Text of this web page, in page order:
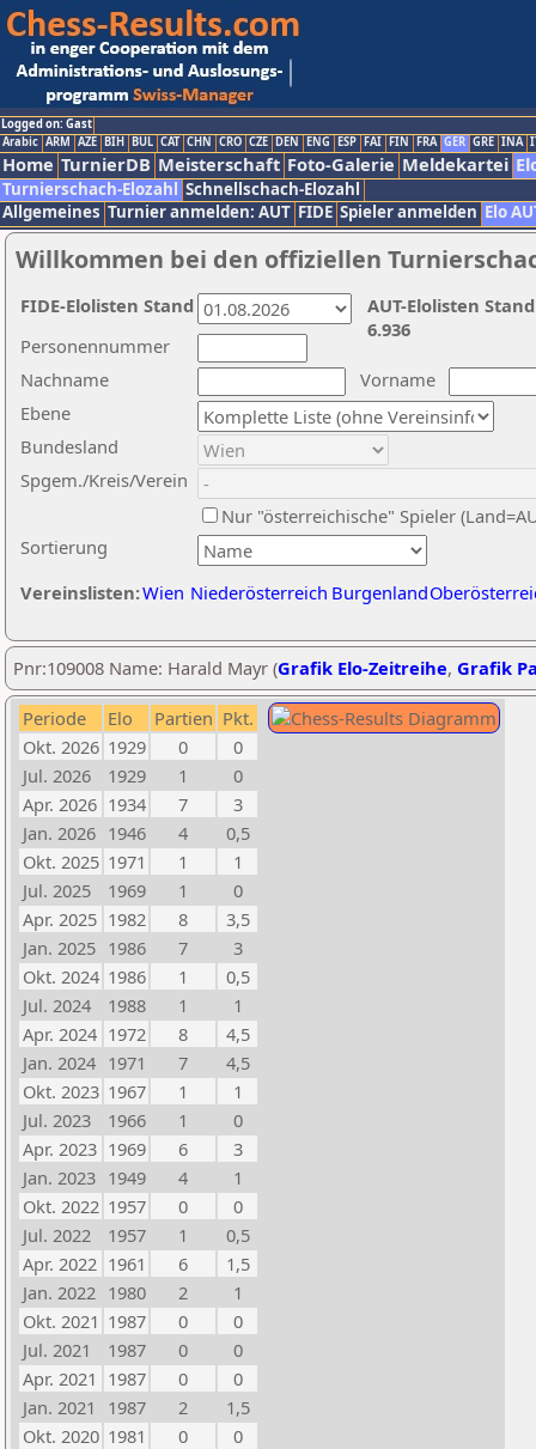
Logged on: Gast
Arabic ARM AZE BIH BUL CAT CHN CRO CZE DEN ENG ESP FAI FIN FRA GER GRE INA
Home TurnierDB Meisterschaft Foto-Galerie Meldekartei
Turnierschach-Elozahl Schnellschach-Elozahl
Allgemeines Turnier anmelden: AUT FIDE Spieler anmelden Elo
Willkommen bei den offiziellen
Nachname
Vorname
Ebene
Sortierung
Personennummer
Bundesland
Spgem./Kreis/Verein
Nur "österreichische" Spieler
Vereinslisten:Wien Niederösterreich Burgenland
AUT-Elolisten
6.936
FIDE-Elolisten Stand
Pnr:109008 Name: Harald Mayr (Grafik Elo-Zeitreihe, Grafik
Periode Elo Partien Pkt.
Okt. 2026 1929 0
0
Jul. 2026
1929 1
0
Apr. 2026 1934 7
3
Jan. 2026 1946 4
0,5
Okt. 2025 1971 1
1
Jul. 2025
1969 1
0
Apr. 2025 1982 8
3,5
Jan. 2025 1986 7
3
Okt. 2024 1986 1
0,5
Jul. 2024
1988 1
1
Apr. 2024 1972 8
4,5
Jan. 2024 1971 7
4,5
Okt. 2023 1967 1
1
Jul. 2023
1966 1
0
Apr. 2023 1969 6
3
Jan. 2023 1949 4
1
Okt. 2022 1957 0
0
Jul. 2022
1957 1
0,5
Apr. 2022 1961 6
1,5
Jan. 2022 1980 2
1
Okt. 2021 1987 0
0
Jul. 2021
1987 0
0
Apr. 2021 1987 0
0
Jan. 2021
1987 2
1,5
Okt. 2020 1981 0
0